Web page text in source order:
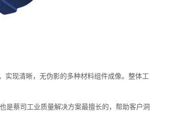
现清晰，无伪影的多种材料组件成像。整体工
蔡司工业质量解决方案最擅长的，帮助客户洞